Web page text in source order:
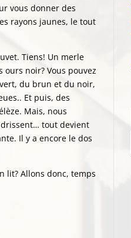
vous donner des
rayons jaunes, le tout
Tiens! Un merle
noir? Vous pouvez
du brun et du noir,
Et puis, des
Mais, nous
tout devient
Il y a encore le dos
lit? Allons donc, temps